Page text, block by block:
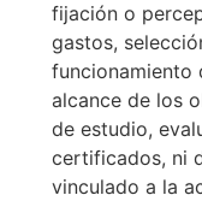
fijación o
gastos,
funcionamiento
alcance de los
de estudio,
certificados, ni
vinculado a la